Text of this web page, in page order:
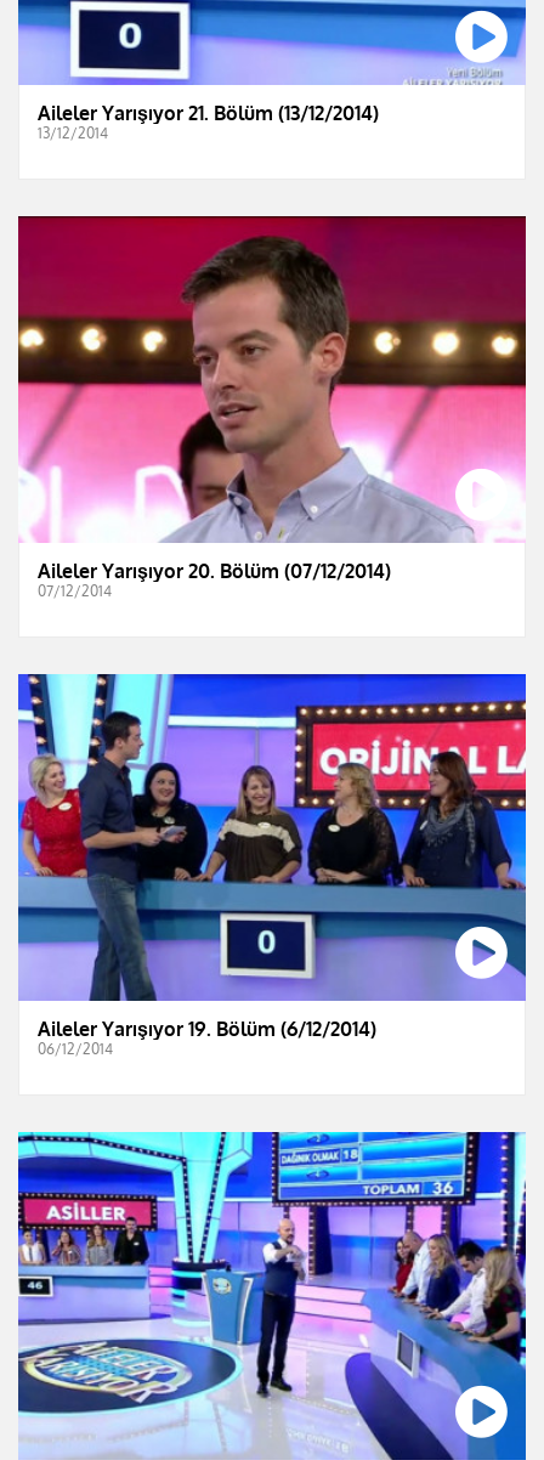
Aileler Yarışıyor 21. Bölüm (13/12/2014)
13/12/2014
Aileler Yarışıyor 20. Bölüm (07/12/2014)
07/12/2014
Aileler Yarışıyor 19. Bölüm (6/12/2014)
06/12/2014